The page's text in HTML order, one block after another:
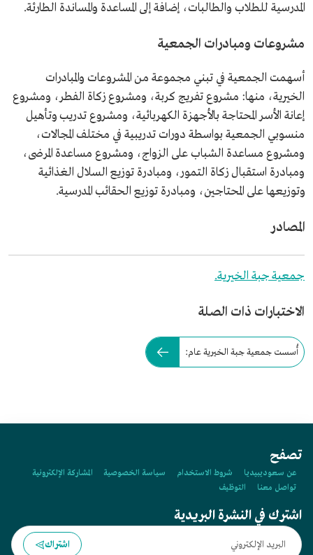
المدرسية للطلاب والطالبات، إضافة إلى المساعدة والمساندة الطارئة.
مشروعات ومبادرات الجمعية
أسهمت الجمعية في تبني مجموعة من المشروعات والمبادرات
الخيرية، منها: مشروع تفريج كربة، ومشروع زكاة الفطر، ومشروع
إعانة الأسر المحتاجة بالأجهزة الكهربائية، ومشروع تدريب وتأهيل
منسوبي الجمعية بواسطة دورات تدريبية في مختلف المجالات،
ومشروع مساعدة الشباب على الزواج، ومشروع مساعدة المرضى،
ومبادرة استقبال زكاة التمور، ومبادرة توزيع السلال الغذائية
وتوزيعها على المحتاجين، ومبادرة توزيع الحقائب المدرسية.
المصادر
جمعية جبة الخيرية.
الاختبارات ذات الصلة
أُسست جمعية جبة الخيرية عام:
تصفح
عن سعوديبيديا شروط الاستخدام سياسة الخصوصية
المشاركة الإلكترونية
تواصل معنا
التوظيف
اشترك في النشرة البريدية
اشتراك